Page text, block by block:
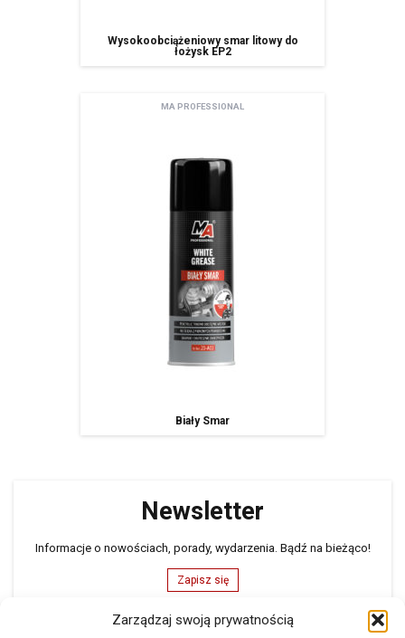
Zarządzaj swoją prywatnością
Wysokoobciążeniowy smar litowy do
łożysk EP2
MA PROFESSIONAL
Biały Smar
Newsletter
Informacje o nowościach, porady, wydarzenia. Bądź na bieżąco!
Zapisz się